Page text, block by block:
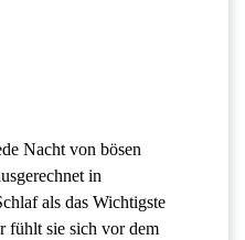
Nacht von bösen
in
als das Wichtigste
fühlt sie sich vor dem